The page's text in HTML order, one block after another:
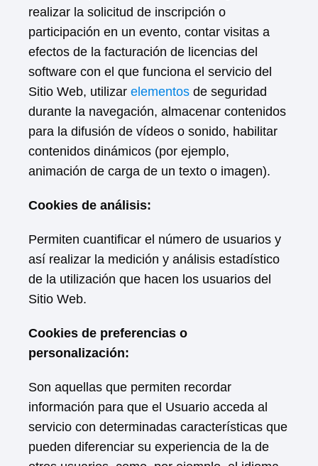
realizar la solicitud de inscripción o
participación en un evento, contar visitas a
efectos de la facturación de licencias del
software con el que funciona el servicio del
Sitio Web, utilizar elementos de seguridad
durante la navegación, almacenar contenidos
para la difusión de vídeos o sonido, habilitar
contenidos dinámicos (por ejemplo,
animación de carga de un texto o imagen).
Cookies de análisis:
Permiten cuantificar el número de usuarios y
así realizar la medición y análisis estadístico
de la utilización que hacen los usuarios del
Sitio Web.
Cookies de preferencias o
personalización:
Son aquellas que permiten recordar
información para que el Usuario acceda al
servicio con determinadas características que
pueden diferenciar su experiencia de la de